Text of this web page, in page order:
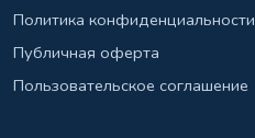
Политика конфиденциальности
Публичная оферта
Пользовательское соглашение